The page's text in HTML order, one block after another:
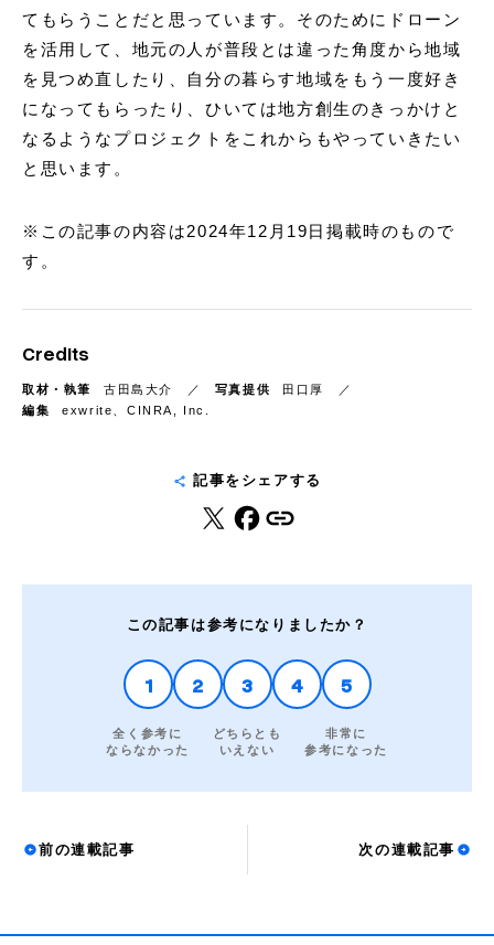
てもらうことだと思っています。そのためにドローン
を活用して、地元の人が普段とは違った角度から地域
を見つめ直したり、自分の暮らす地域をもう一度好き
になってもらったり、ひいては地方創生のきっかけと
なるようなプロジェクトをこれからもやっていきたい
と思います。
※この記事の内容は2024年12月19日掲載時のもので
す。
Credits
取材・執筆 古田島大介 写真提供
田口厚
編集
exwrite、CINRA, Inc.
記事をシェアする
この記事は参考になりましたか？
1
全く参考に
ならなかった
2 3
どちらとも
いえない
4 5
非常に
参考になった
前の連載記事 次の連載記事